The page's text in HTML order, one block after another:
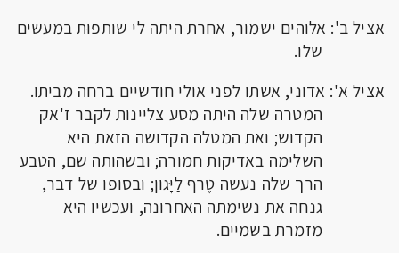
אציל ב': אלוהים ישמור, אחרת היתה לי שותפוּת במעשים
שלו.
אציל א': אדוני, אשתו לפני אולי חודשיים ברחה מביתו.
המטרה שלה היתה מסע צליינות לקבר ז'אק
הקדוש; ואת המטלה הקדושה הזאת היא
השלימה באדיקות חמורה; ובשהותה שם, הטבע
הרך שלה נעשה טֶרף לַיָּגון; ובסופו של דבר,
גנחה את נשימתה האחרונה, ועכשיו היא
מזמרת בשמיים.